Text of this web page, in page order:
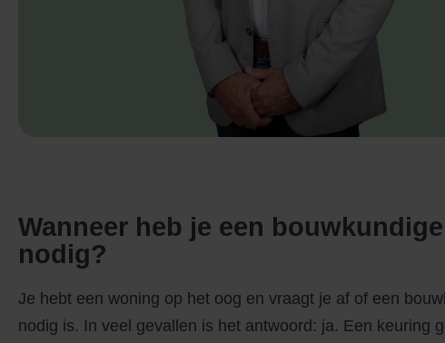
Wanneer heb je een
nodig?
Je hebt een woning op het oog en vraagt je af of een
nodig is. In veel gevallen is het antwoord: ja. Een keuring